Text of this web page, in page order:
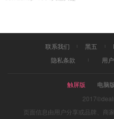
联系我们 黑五
隐私条款
用
触屏版 电脑
页面信息由用户分享或品牌、商